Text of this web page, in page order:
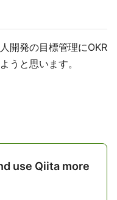
開発の目標管理にOKR
うと思います。
use Qiita more